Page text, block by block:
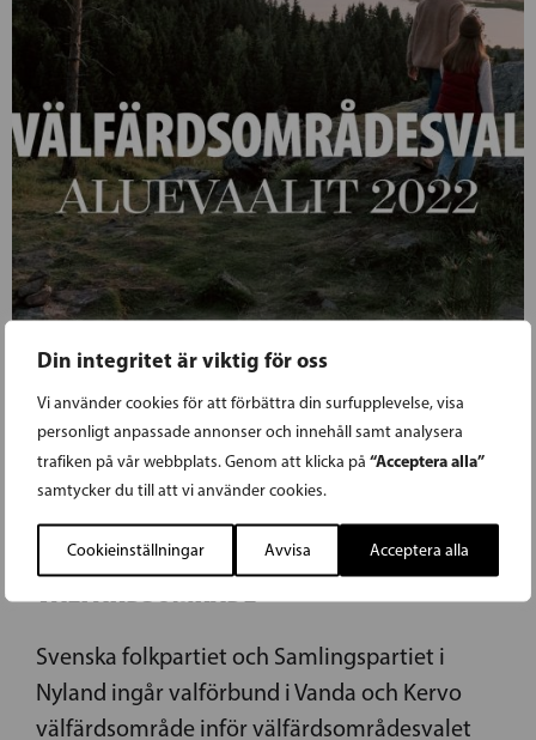
Din integritet är viktig för oss
Vi använder cookies för att förbättra din surfupplevelse, visa
personligt anpassade annonser och innehåll samt analysera
trafiken på vår webbplats. Genom att klicka på “Acceptera alla”
samtycker du till att vi använder cookies.
Cookieinställningar Avvisa Acceptera alla
28.10.2021
SFP OCH SAMLINGSPARTIET INGÅR
VALFÖRBUND I VANDA OCH KERVO
VÄLFÄRDSOMRÅDE
Svenska folkpartiet och Samlingspartiet i
Nyland ingår valförbund i Vanda och Kervo
välfärdsområde inför välfärdsområdesvalet